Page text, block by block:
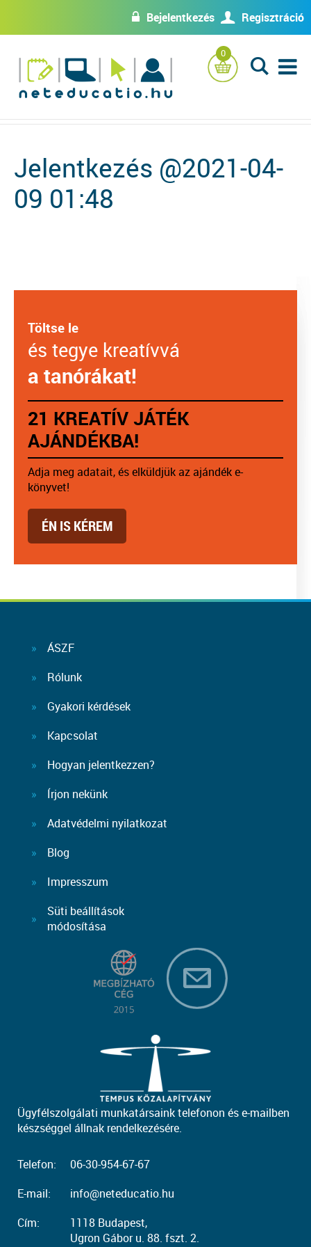
w Bejelentkezés U Regisztráció
0
L
Jelentkezés @2021-04-
09 01:48
Töltse le
és tegye kreatívvá
a tanórákat!
21 KREATÍV JÁTÉK
AJÁNDÉKBA!
Adja meg adatait, és elküldjük az ajándék e-
könyvet!
ÉN IS KÉREM
ÁSZF
Rólunk
Gyakori kérdések
Kapcsolat
Hogyan jelentkezzen?
Írjon nekünk
Adatvédelmi nyilatkozat
Blog
Impresszum
Süti beállítások
módosítása
Ügyfélszolgálati munkatársaink telefonon és e-mailben
készséggel állnak rendelkezésére.
Telefon:
06-30-954-67-67
E-mail:
info@neteducatio.hu
Cím:
1118 Budapest,
Ugron Gábor u. 88. fszt. 2.